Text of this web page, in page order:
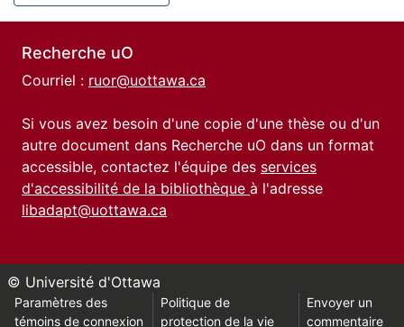
Recherche uO
Courriel : ruor@uottawa.ca
Si vous avez besoin d'une copie d'une thèse ou d'un
autre document dans Recherche uO dans un format
accessible, contactez l'équipe des services
d'accessibilité de la bibliothèque à l'adresse
libadapt@uottawa.ca
© Université d'Ottawa
Paramètres des
témoins de connexion
Politique de
protection de la vie
Envoyer un
commentaire